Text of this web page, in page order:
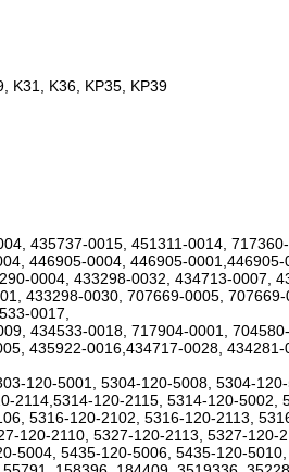
K31, K36, KP35, KP39
435737-0015, 451311-0014,
446905-0004, 446905-
0004, 433298-0032, 434713-0007,
433298-0030, 707669-0005,
0017,
434533-0018, 717904-0001,
435922-0016,434717-0028,
120-5001, 5304-120-5008, 5304-
2114,5314-120-2115, 5314-120-5002,
5316-120-2102, 5316-120-2113,
120-2110, 5327-120-2113, 5327-120-
5004, 5435-120-5006, 5435-120-5010,